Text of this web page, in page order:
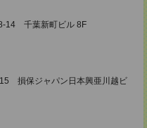
14 千葉新町ビル 8F
損保ジャパン日本興亜川越ビ